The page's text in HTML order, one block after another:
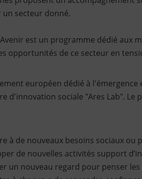
un secteur donné.
est un programme dédié aux
opportunités de ce secteur en
européen dédié à
d'innovation sociale "Ares Lab".
à de nouveaux besoins sociaux ou
de nouvelles activités support
un nouveau regard pour penser